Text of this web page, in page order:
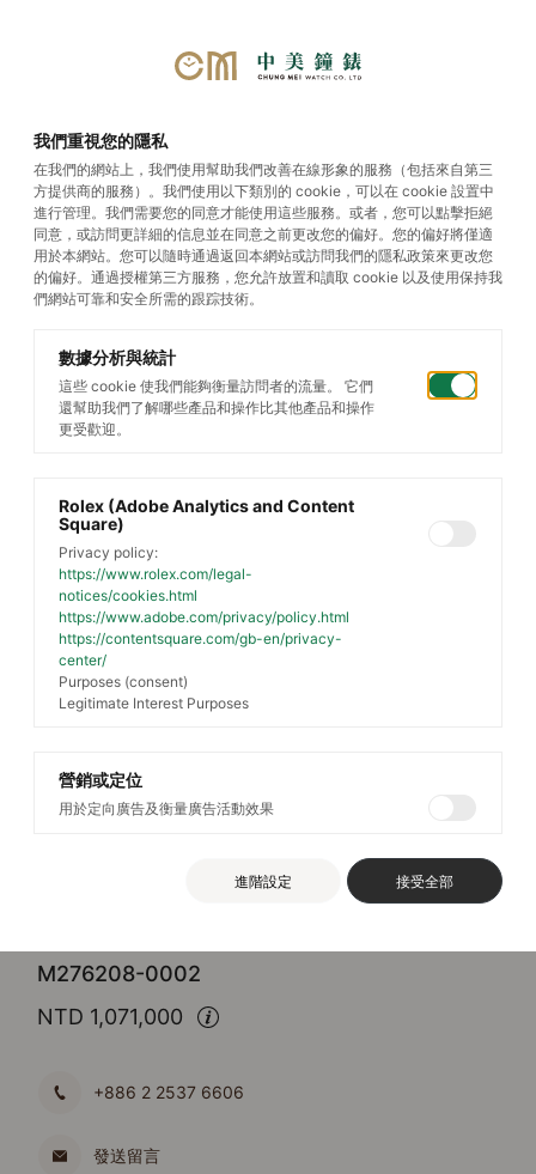
Oyster Perpetual
Oyster Perpetual 28
M276208-0002
NTD 1,071,000
+886 2 2537 6606
發送留言
我們重視您的隱私
在我們的網站上，我們使用幫助我們改善在線形象的服務（包括來自第三
方提供商的服務）。我們使用以下類別的 cookie，可以在 cookie 設置中
進行管理。我們需要您的同意才能使用這些服務。或者，您可以點擊拒絕
同意，或訪問更詳細的信息並在同意之前更改您的偏好。您的偏好將僅適
用於本網站。您可以隨時通過返回本網站或訪問我們的隱私政策來更改您
的偏好。通過授權第三方服務，您允許放置和讀取 cookie 以及使用保持我
們網站可靠和安全所需的跟踪技術。
數據分析與統計
這些 cookie 使我們能夠衡量訪問者的流量。 它們
還幫助我們了解哪些產品和操作比其他產品和操作
更受歡迎。
Rolex (Adobe Analytics and Content
Square)
Privacy policy:
https://www.rolex.com/legal-
notices/cookies.html
https://www.adobe.com/privacy/policy.html
https://contentsquare.com/gb-en/privacy-
center/
Purposes (consent)
Legitimate Interest Purposes
營銷或定位
用於定向廣告及衡量廣告活動效果
進階設定 接受全部